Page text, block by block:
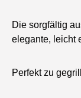
Die sorgfältig
elegante, leicht
Perfekt zu